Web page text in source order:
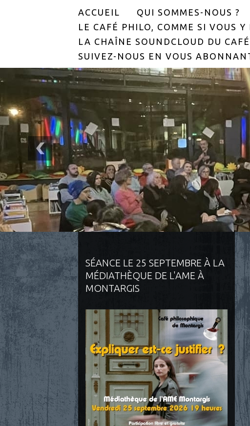
ACCUEIL QUI SOMMES-NOUS ?
LE CAFÉ PHILO, COMME SI VOUS Y
LA CHAÎNE SOUNDCLOUD DU
SUIVEZ-NOUS EN VOUS
SÉANCE LE 25 SEPTEMBRE À LA
MÉDIATHÈQUE DE L'AME À
MONTARGIS